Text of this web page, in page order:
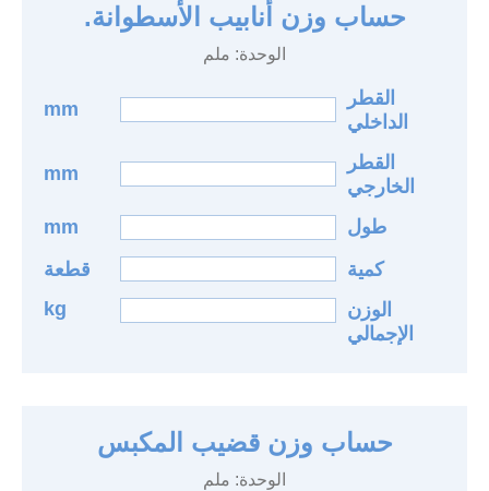
حساب وزن أنابيب الأسطوانة.
الوحدة: ملم
القطر
الداخلي
mm
القطر
الخارجي
mm
طول
mm
كمية
قطعة
الوزن
الإجمالي
kg
حساب وزن قضيب المكبس
الوحدة: ملم